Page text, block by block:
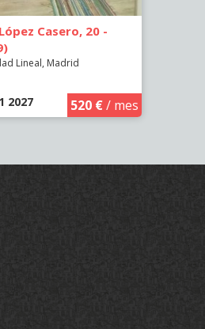
Casero, 20 -
Lineal, Madrid
2027 520 €/ mes